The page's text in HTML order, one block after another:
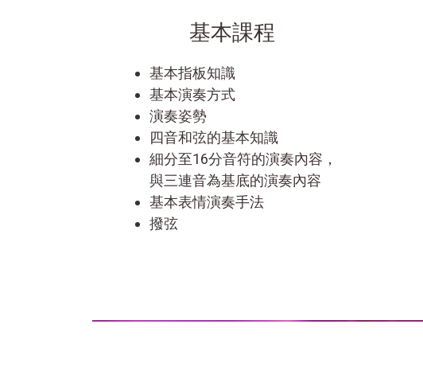
基本課程
基本指板知識
基本演奏方式
演奏姿勢
四音和弦的基本知識
細分至16分音符的演奏內容，
與三連音為基底的演奏內容
基本表情演奏手法
撥弦